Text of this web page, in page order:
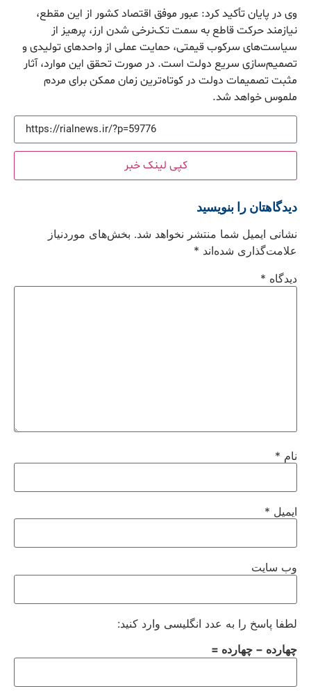
وی در پایان تأکید کرد: عبور موفق اقتصاد کشور از این مقطع،
نیازمند حرکت قاطع به سمت تک‌نرخی شدن ارز، پرهیز از
سیاست‌های سرکوب قیمتی، حمایت عملی از واحدهای تولیدی و
تصمیم‌سازی سریع دولت است. در صورت تحقق این موارد، آثار
مثبت تصمیمات دولت در کوتاه‌ترین زمان ممکن برای مردم
ملموس خواهد شد.
کپی لینک خبر
دیدگاهتان را بنویسید
نشانی ایمیل شما منتشر نخواهد شد. بخش‌های موردنیاز
علامت‌گذاری شده‌اند *
دیدگاه *
نام *
ایمیل *
وب‌ سایت
لطفا پاسخ را به عدد انگلیسی وارد کنید:
چهارده − چهارده =